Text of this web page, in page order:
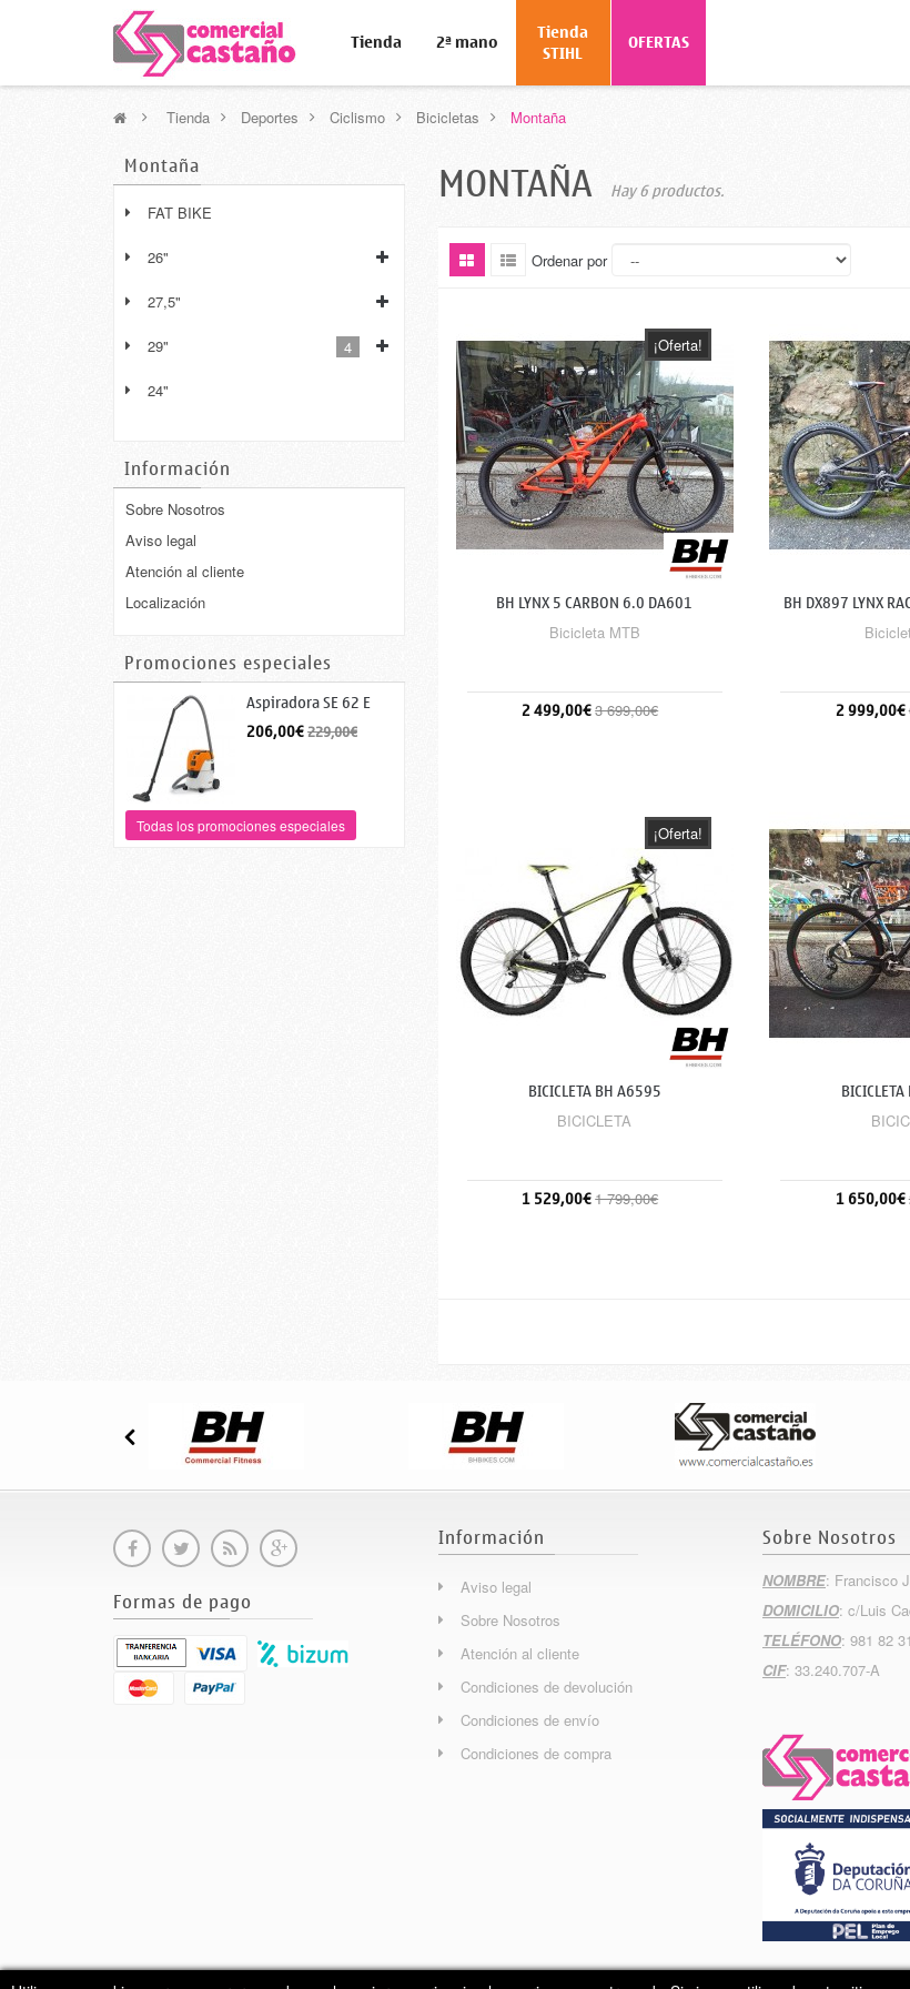
Tienda 2ª mano Tienda
STIHL OFERTAS
> Tienda > Deportes > Ciclismo > Bicicletas > Montaña
Montaña
FAT BIKE
26"
27,5"
29" 4
24"
Información
Sobre Nosotros
Aviso legal
Atención al cliente
Localización
Promociones especiales
Aspiradora SE 62 E
206,00€229,00€
Todas los promociones especiales
MONTAÑA Hay 6 productos.
Ordenar por
¡Oferta!
BH LYNX 5 CARBON 6.0 DA601
Bicicleta MTB
2 499,00€3 699,00€
BH DX897 LYNX
2 999,00€
¡Oferta!
BICICLETA BH A6595
BICICLETA
1 529,00€1 799,00€ 1 650,00€
Formas de pago
Información
Aviso legal
Sobre Nosotros
Atención al cliente
Condiciones de devolución
Condiciones de envío
Condiciones de compra
Sobre Nosotros
NOMBRE: Francisco
DOMICILIO: c/Luis
TELÉFONO: 981 82
CIF: 33.240.707-A